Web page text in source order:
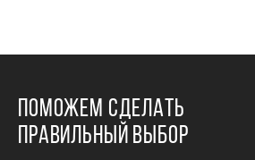
ПОМОЖЕМ СДЕЛАТЬ
ПРАВИЛЬНЫЙ ВЫБОР